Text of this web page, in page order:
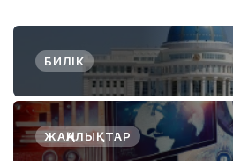
БИЛІК
ЖАҢАЛЫҚТАР